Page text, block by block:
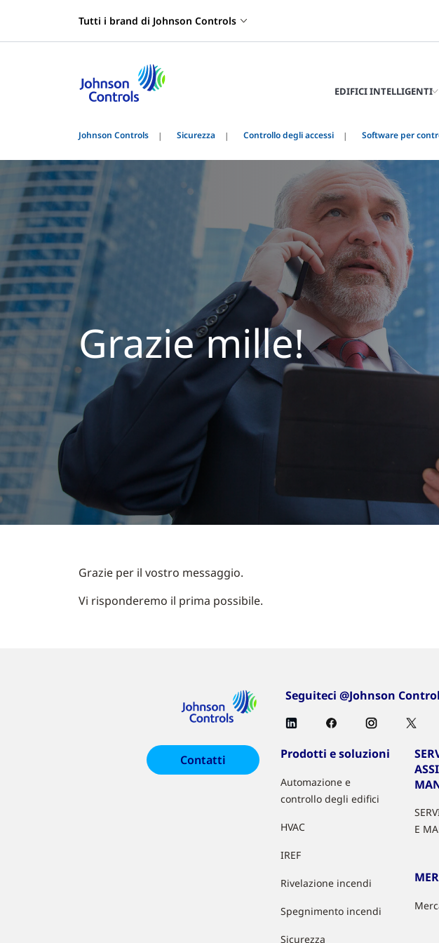
Tutti i brand di Johnson Controls
EDIFICI INTELLIGENTI
Johnson Controls Sicurezza Controllo degli accessi Software per
Grazie mille!
Grazie per il vostro messaggio.
Vi risponderemo il prima possibile.
Seguiteci @Johnson
Contatti Prodotti e soluzioni
Automazione e
controllo degli edifici
HVAC
IREF
Rivelazione incendi
Spegnimento incendi
Sicurezza
E